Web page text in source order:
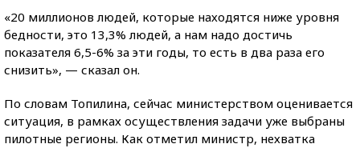
«20 миллионов людей, которые находятся ниже уровня
бедности, это 13,3% людей, а нам надо достичь
показателя 6,5-6% за эти годы, то есть в два раза его
снизить», — сказал он.
По словам Топилина, сейчас министерством оценивается
ситуация, в рамках осуществления задачи уже выбраны
пилотные регионы. Как отметил министр, нехватка